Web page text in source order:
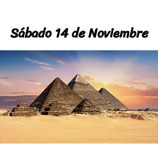
Sábado 14 de Noviembre
Sábado 14 de Noviembre